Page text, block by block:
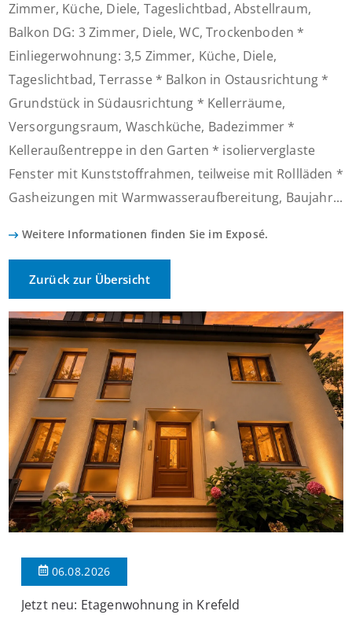
Zimmer, Küche, Diele, Tageslichtbad, Abstellraum,
Balkon DG: 3 Zimmer, Diele, WC, Trockenboden *
Einliegerwohnung: 3,5 Zimmer, Küche, Diele,
Tageslichtbad, Terrasse * Balkon in Ostausrichtung *
Grundstück in Südausrichtung * Kellerräume,
Versorgungsraum, Waschküche, Badezimmer *
Kelleraußentreppe in den Garten * isolierverglaste
Fenster mit Kunststoffrahmen, teilweise mit Rollläden *
Gasheizungen mit Warmwasseraufbereitung, Baujahr...
Weitere Informationen finden Sie im Exposé.
Zurück zur Übersicht
06.08.2026
Jetzt neu: Etagenwohnung in Krefeld